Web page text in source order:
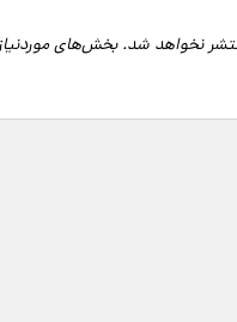
نخواهد شد. بخش‌های